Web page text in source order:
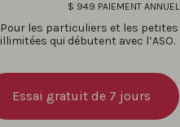
$ 949 PAIEMENT ANNUEL
Pour les particuliers et les petites
illimitées qui débutent avec l’ASO.
Essai gratuit de 7 jours